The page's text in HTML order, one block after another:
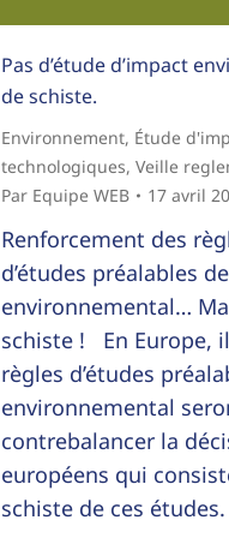
Pas d’étude d’impact
de schiste.
Environnement, Étude
technologiques, Veille
Par Equipe WEB 17 avril
Renforcement des
d’études préalables
environnemental…
schiste ! En Europe,
règles d’études
environnemental
contrebalancer la
européens qui
schiste de ces